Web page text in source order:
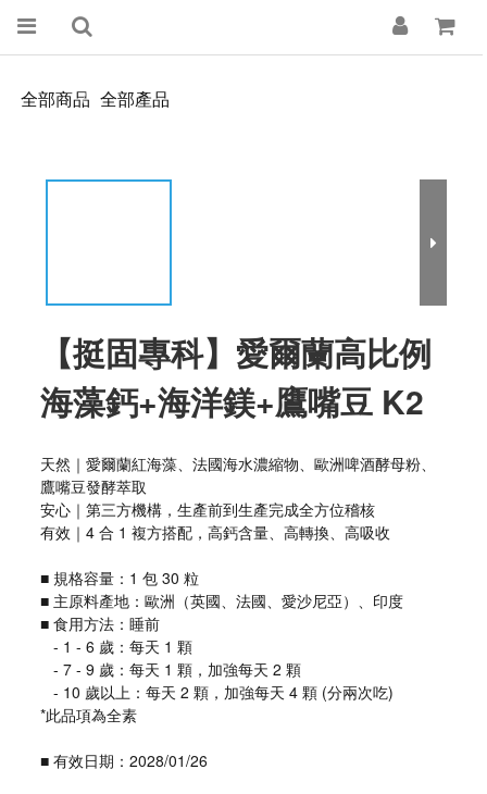
全部商品 全部產品
【挺固專科】愛爾蘭高比例
海藻鈣+海洋鎂+鷹嘴豆 K2
天然｜愛爾蘭紅海藻、法國海水濃縮物、歐洲啤酒酵母粉、
鷹嘴豆發酵萃取
安心｜第三方機構，生產前到生產完成全方位稽核
有效｜4 合 1 複方搭配，高鈣含量、高轉換、高吸收
■ 規格容量：1 包 30 粒
■ 主原料產地：歐洲（英國、法國、愛沙尼亞）、印度
■ 食用方法：睡前
   - 1 - 6 歲：每天 1 顆
   - 7 - 9 歲：每天 1 顆，加強每天 2 顆
   - 10 歲以上：每天 2 顆，加強每天 4 顆 (分兩次吃)
*此品項為全素
■ 有效日期：2028/01/26